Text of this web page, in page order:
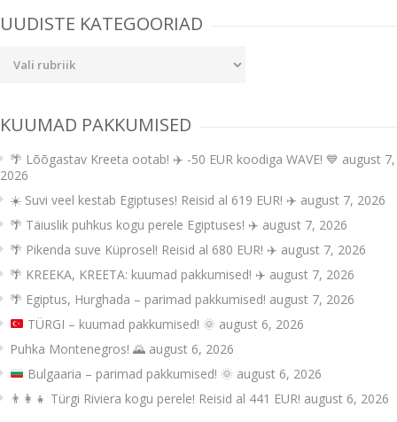
UUDISTE KATEGOORIAD
KUUMAD PAKKUMISED
🌴 Lõõgastav Kreeta ootab! ✈️ -50 EUR koodiga WAVE! 💙 august 7,
2026
☀️ Suvi veel kestab Egiptuses! Reisid al 619 EUR! ✈️ august 7, 2026
🌴 Täiuslik puhkus kogu perele Egiptuses! ✈️ august 7, 2026
🌴 Pikenda suve Küprosel! Reisid al 680 EUR! ✈️ august 7, 2026
🌴 KREEKA, KREETA: kuumad pakkumised! ✈️ august 7, 2026
🌴 Egiptus, Hurghada – parimad pakkumised! august 7, 2026
TÜRGI – kuumad pakkumised! 🌞 august 6, 2026
Puhka Montenegros! 🌄 august 6, 2026
Bulgaaria – parimad pakkumised! 🌞 august 6, 2026
👨‍👩‍👧 Türgi Riviera kogu perele! Reisid al 441 EUR! august 6, 2026